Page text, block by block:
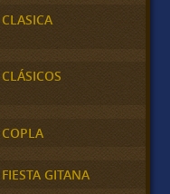
GITANA